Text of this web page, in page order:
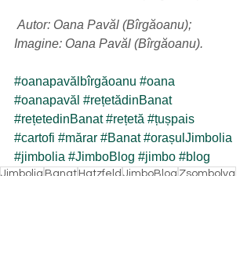
Autor: Oana Pavăl (Bîrgăoanu);
Imagine: Oana Pavăl (Bîrgăoanu).
#oanapavălbîrgăoanu #oana
#oanapavăl #rețetădinBanat
#rețetedinBanat #rețetă #țușpais
#cartofi #mărar #Banat #orașulJimbolia
#jimbolia #JimboBlog #jimbo #blog
Jimbolia Banat Hatzfeld JimboBlog Zsombolya